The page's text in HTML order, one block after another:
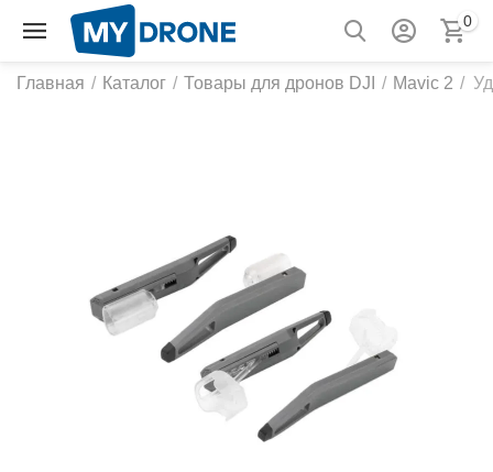
0
Главная / Каталог / Товары для дронов DJI / Mavic 2 /